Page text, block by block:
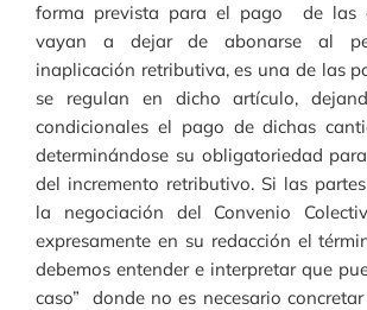
forma prevista para el pago de las
vayan a dejar de abonarse al
inaplicación retributiva, es una de las
se regulan en dicho artículo,
condicionales el pago de dichas
determinándose su obligatoriedad
del incremento retributivo. Si las
la negociación del Convenio
expresamente en su redacción el
debemos entender e interpretar que
caso” donde no es necesario